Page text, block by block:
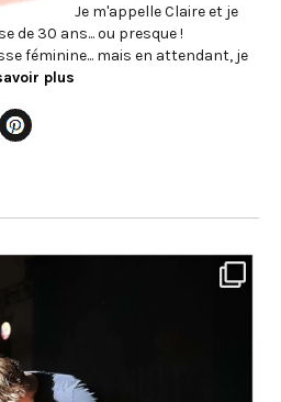
Je m'appelle Claire et je
de 30 ans... ou presque !
féminine... mais en attendant, je
plus